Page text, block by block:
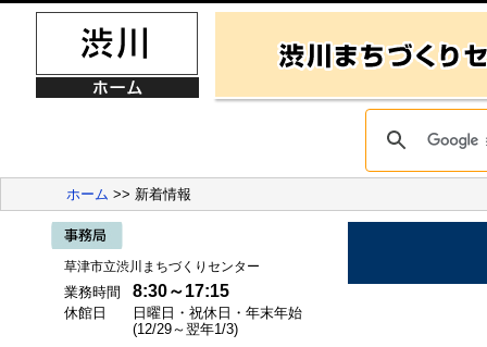
ホーム >> 新着情報
草津市立渋川まちづくりセンター
業務時間 8:30～17:15
休館日
日曜日・祝休日・年末年始
(12/29～翌年1/3)